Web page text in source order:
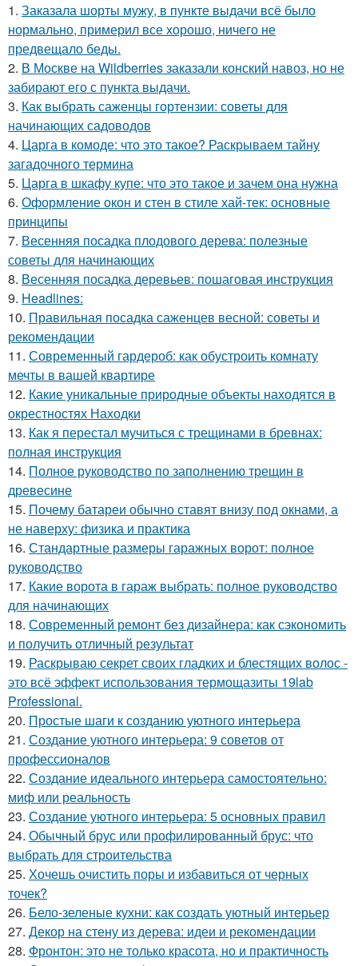
1. Заказала шорты мужу, в пункте выдачи всё было
нормально, примерил все хорошо, ничего не
предвещало беды.
2. В Москве на Wildberries заказали конский навоз, но не
забирают его с пункта выдачи.
3. Как выбрать саженцы гортензии: советы для
начинающих садоводов
4. Царга в комоде: что это такое? Раскрываем тайну
загадочного термина
5. Царга в шкафу купе: что это такое и зачем она нужна
6. Оформление окон и стен в стиле хай-тек: основные
принципы
7. Весенняя посадка плодового дерева: полезные
советы для начинающих
8. Весенняя посадка деревьев: пошаговая инструкция
9. Headlines:
10. Правильная посадка саженцев весной: советы и
рекомендации
11. Современный гардероб: как обустроить комнату
мечты в вашей квартире
12. Какие уникальные природные объекты находятся в
окрестностях Находки
13. Как я перестал мучиться с трещинами в бревнах:
полная инструкция
14. Полное руководство по заполнению трещин в
древесине
15. Почему батареи обычно ставят внизу под окнами, а
не наверху: физика и практика
16. Стандартные размеры гаражных ворот: полное
руководство
17. Какие ворота в гараж выбрать: полное руководство
для начинающих
18. Современный ремонт без дизайнера: как сэкономить
и получить отличный результат
19. Раскрываю секрет своих гладких и блестящих волос -
это всё эффект использования термощазиты 19lab
Professional.
20. Простые шаги к созданию уютного интерьера
21. Создание уютного интерьера: 9 советов от
профессионалов
22. Создание идеального интерьера самостоятельно:
миф или реальность
23. Создание уютного интерьера: 5 основных правил
24. Обычный брус или профилированный брус: что
выбрать для строительства
25. Хочешь очистить поры и избавиться от черных
точек?
26. Бело-зеленые кухни: как создать уютный интерьер
27. Декор на стену из дерева: идеи и рекомендации
28. Фронтон: это не только красота, но и практичность